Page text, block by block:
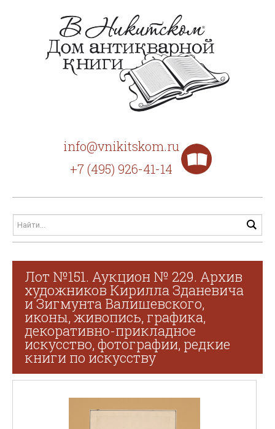
info@vnikitskom.ru
+7 (495) 926-41-14
Лот №151. Аукцион № 229. Архив
художников Кирилла Зданевича
и Зигмунта Валишевского,
иконы, живопись, графика,
декоративно-прикладное
искусство, фотографии, редкие
книги по искусству